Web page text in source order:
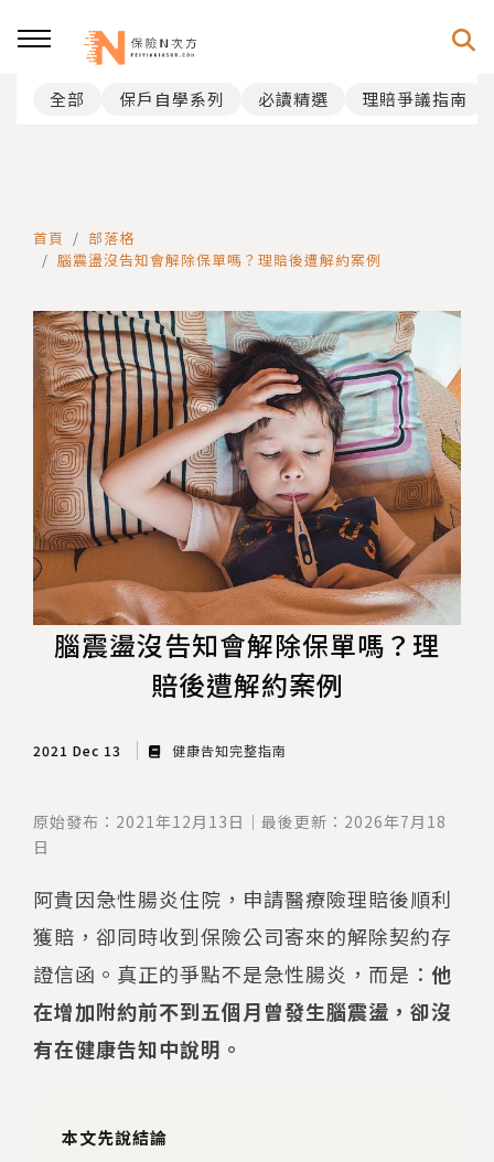
回主選單
新生兒保險指南
保單配置分析指南
理賠爭議指南
保險規劃指南
回主選單
保障缺口自測
新生兒投保時效試算
全部 保戶自學系列 必讀精選 理賠爭議指南
首頁
部落格
腦震盪沒告知會解除保單嗎？理賠後遭解約案例
腦震盪沒告知會解除保單嗎？理
賠後遭解約案例
2021 Dec 13 健康告知完整指南
原始發布：2021年12月13日｜最後更新：2026年7月18
日
阿貴因急性腸炎住院，申請醫療險理賠後順利
獲賠，卻同時收到保險公司寄來的解除契約存
證信函。真正的爭點不是急性腸炎，而是： 他
在增加附約前不到五個月曾發生腦震盪，卻沒
有在健康告知中說明。
本文先說結論